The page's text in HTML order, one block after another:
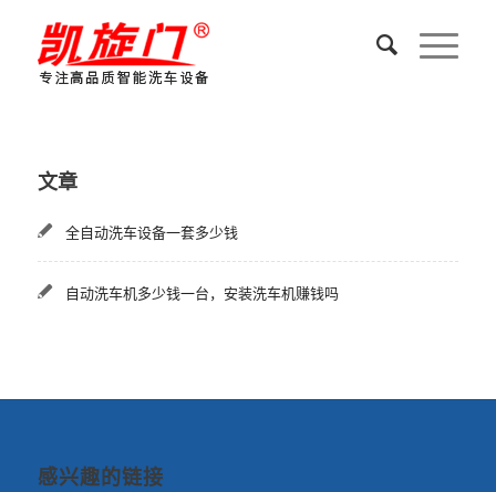
文章
全自动洗车设备一套多少钱
自动洗车机多少钱一台，安装洗车机赚钱吗
感兴趣的链接